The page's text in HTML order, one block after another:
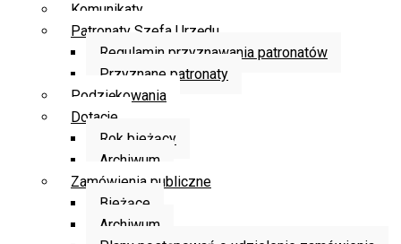
Komunikaty
Patronaty Szefa Urzędu
Regulamin przyznawania patronatów
Przyznane patronaty
Podziękowania
Dotacje
Rok bieżący
Archiwum
Zamówienia publiczne
Bieżące
Archiwum